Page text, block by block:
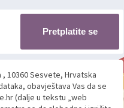
Pretplatite se
, 10360 Sesvete, Hrvatska
obavještava Vas da se
(dalje u tekstu „web